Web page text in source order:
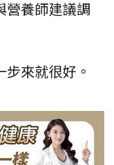
營養師建議調
來就很好。